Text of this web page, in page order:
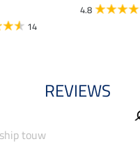
14
4.8
REVIEWS
touw